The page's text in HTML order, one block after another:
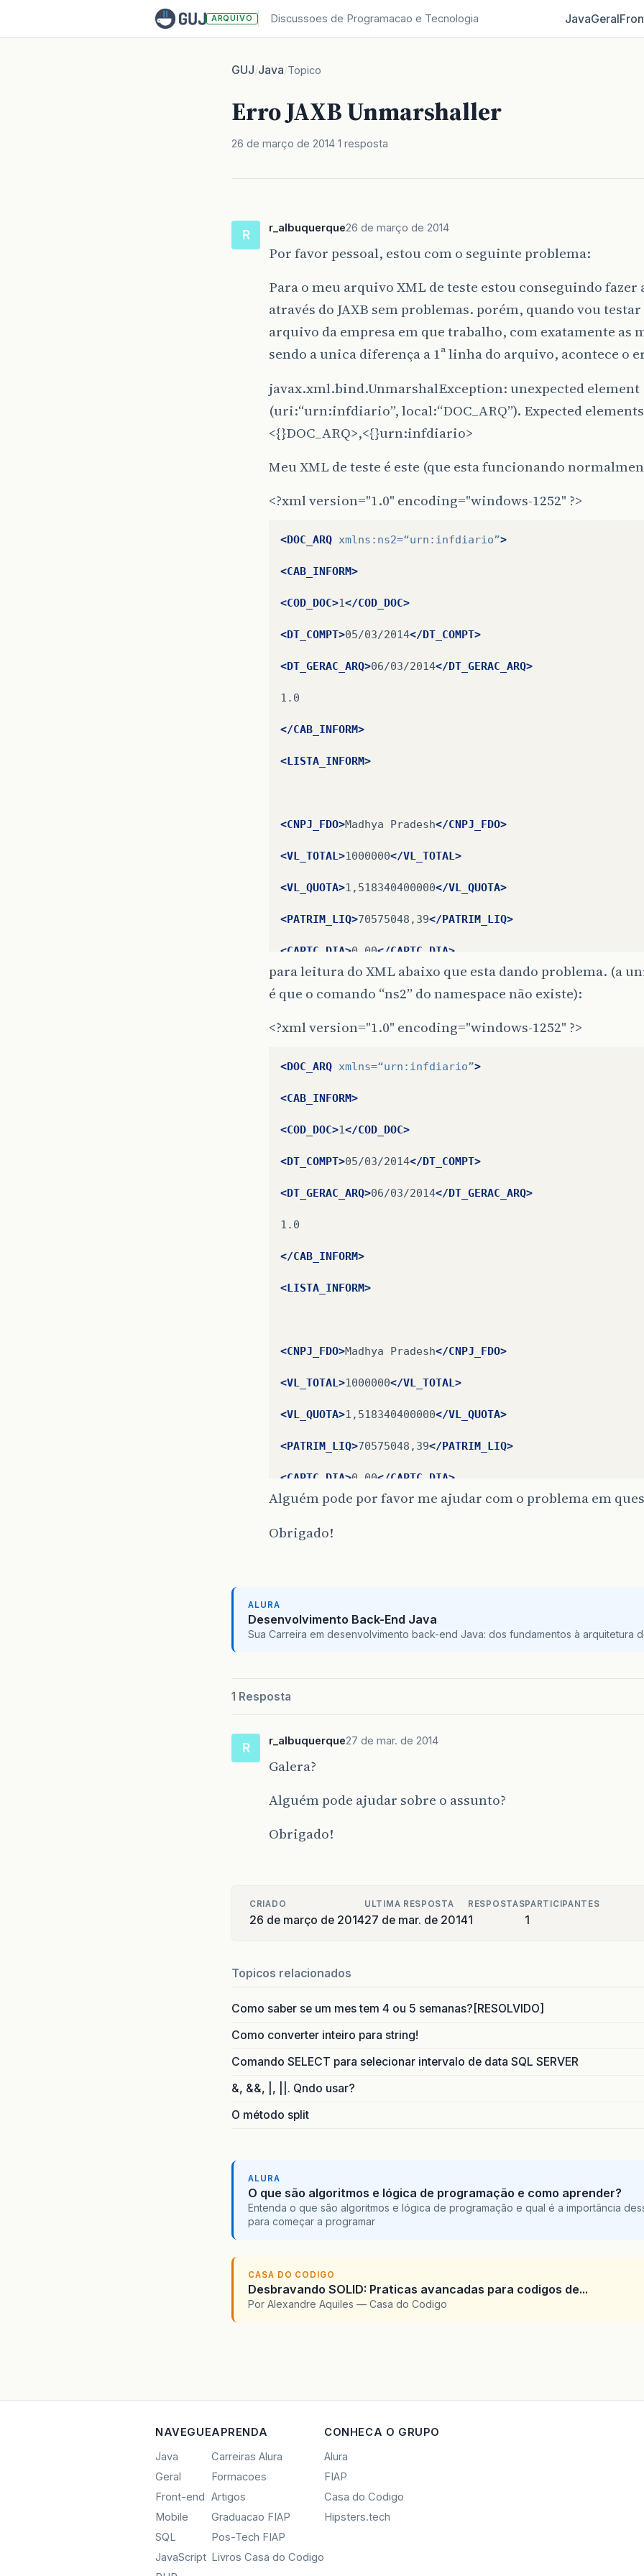
ARQUIVO Discussoes de Programacao e Tecnologia JavaGeral
GUJ/Java/Topico
Erro JAXB Unmarshaller
26 de março de 2014 1 resposta
R r_albuquerque26 de março de 2014
Por favor pessoal, estou com o seguinte problema:
Para o meu arquivo XML de teste estou conseguindo
através do JAXB sem problemas. porém, quando vou
arquivo da empresa em que trabalho, com exatamente as
sendo a unica diferença a 1ª linha do arquivo, acontece o
javax.xml.bind.UnmarshalException: unexpected element
(uri:“urn:infdiario”, local:“DOC_ARQ”). Expected
<{}DOC_ARQ>,<{}urn:infdiario>
Meu XML de teste é este (que esta funcionando
<?xml version="1.0" encoding="windows-1252" ?>
<DOC_ARQ xmlns:ns2=“urn:infdiario”>
<CAB_INFORM>
<COD_DOC>1</COD_DOC>
<DT_COMPT>05/03/2014</DT_COMPT>
<DT_GERAC_ARQ>06/03/2014</DT_GERAC_ARQ>
1.0
</CAB_INFORM>
<LISTA_INFORM>
<CNPJ_FDO>Madhya Pradesh</CNPJ_FDO>
<VL_TOTAL>1000000</VL_TOTAL>
<VL_QUOTA>1,518340400000</VL_QUOTA>
<PATRIM_LIQ>70575048,39</PATRIM_LIQ>
<CAPTC_DIA>0,00</CAPTC_DIA>
</RESG_DIA>
<NR_COTST>
<LISTA_COTST_SIGNIF></LISTA_COTST_SIGNIF>
para leitura do XML abaixo que esta dando problema. (a
é que o comando “ns2” do namespace não existe):
<?xml version="1.0" encoding="windows-1252" ?>
<DOC_ARQ xmlns=“urn:infdiario”>
<CAB_INFORM>
<COD_DOC>1</COD_DOC>
<DT_COMPT>05/03/2014</DT_COMPT>
<DT_GERAC_ARQ>06/03/2014</DT_GERAC_ARQ>
1.0
</CAB_INFORM>
<LISTA_INFORM>
<CNPJ_FDO>Madhya Pradesh</CNPJ_FDO>
<VL_TOTAL>1000000</VL_TOTAL>
<VL_QUOTA>1,518340400000</VL_QUOTA>
<PATRIM_LIQ>70575048,39</PATRIM_LIQ>
<CAPTC_DIA>0,00</CAPTC_DIA>
<RESG_DIA> 4445,08 </RESG_DIA>
<VL_TOTAL_SAI>
<LISTA_COTST_SIGNIF></LISTA_COTST_SIGNIF>
Alguém pode por favor me ajudar com o problema em
Obrigado!
ALURA
Desenvolvimento Back-End Java
Sua Carreira em desenvolvimento back-end Java: dos fundamentos à arquitetura
1 Resposta
R r_albuquerque27 de mar. de 2014
Galera?
Alguém pode ajudar sobre o assunto?
Obrigado!
CRIADO
26 de março de 2014
ULTIMA RESPOSTA
27 de mar. de 2014
RESPOSTAS
1
PARTICIPANTES
1
Topicos relacionados
Como saber se um mes tem 4 ou 5 semanas?[RESOLVIDO]
Como converter inteiro para string!
Comando SELECT para selecionar intervalo de data SQL SERVER
&, &&, |, ||. Qndo usar?
O método split
ALURA
O que são algoritmos e lógica de programação e como aprender?
Entenda o que são algoritmos e lógica de programação e qual é a importância
para começar a programar
CASA DO CODIGO
Desbravando SOLID: Praticas avancadas para codigos de...
Por Alexandre Aquiles — Casa do Codigo
NAVEGUE
Java
Geral
Front-end
Mobile
SQL
JavaScript
APRENDA
Carreiras Alura
Formacoes
Artigos
Graduacao FIAP
Pos-Tech FIAP
Livros Casa do Codigo
CONHECA O GRUPO
Alura
FIAP
Casa do Codigo
Hipsters.tech